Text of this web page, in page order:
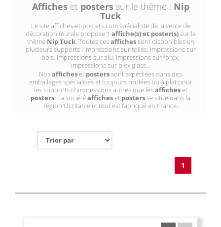
Afficheset posterssur le thème : Nip
Tuck
Le site affiches-et-posters.com spécialiste de la vente de
décoration murale propose 1 affiche(s) et poster(s)sur le
thème Nip Tuck. Toutes cesaffichessont disponibles en
plusieurs supports : impressions sur toiles, impressions sur
bois, impressions sur alu, impressions sur forex,
impressions sur plexiglass...
Nosafficheset posterssont expédiées dans des
emballages spécialisés et toujours roulées ou à plat pour
les supports d'impressions autres que lesafficheset
posters. La sociétéafficheset postersse situe dans la
région Occitanie et tout est fabriqué en France.
1